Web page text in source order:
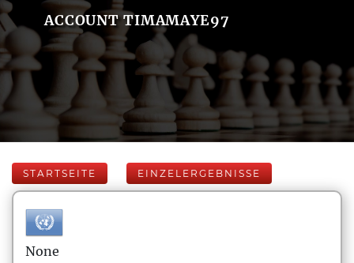
ACCOUNT TIMAMAYE97
STARTSEITE EINZELERGEBNISSE
None